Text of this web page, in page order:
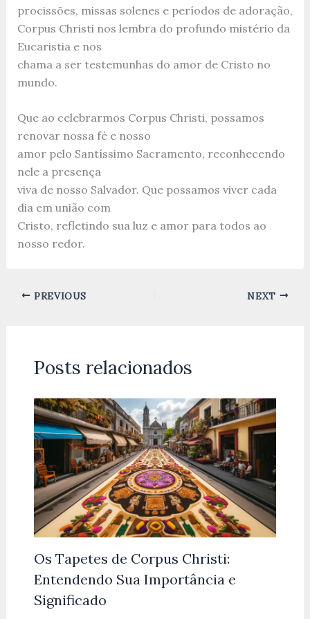
procissões, missas solenes e períodos de adoração,
Corpus Christi nos lembra do profundo mistério da
Eucaristia e nos
chama a ser testemunhas do amor de Cristo no
mundo.
Que ao celebrarmos Corpus Christi, possamos
renovar nossa fé e nosso
amor pelo Santíssimo Sacramento, reconhecendo
nele a presença
viva de nosso Salvador. Que possamos viver cada
dia em união com
Cristo, refletindo sua luz e amor para todos ao
nosso redor.
PREVIOUS NEXT
Posts relacionados
Os Tapetes de Corpus Christi:
Entendendo Sua Importância e
Significado